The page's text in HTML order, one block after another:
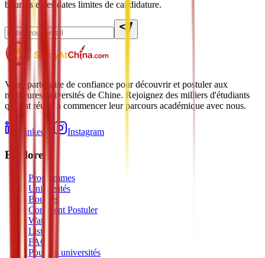
bourses et les dates limites de candidature.
Votre partenaire de confiance pour découvrir et postuler aux
meilleures universités de Chine. Rejoignez des milliers d'étudiants
qui ont réussi à commencer leur parcours académique avec nous.
LinkedIn Instagram
Explorer
Programmes
Universités
Bourses
Comment Postuler
Watch
Listen
FAQ
Pour les universités